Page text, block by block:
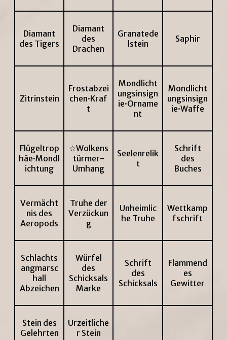
Diamant
des Tigers
Diamant
des
Drachen
Granatede
lstein
Saphir
Zitrinstein
Frostabzei
chen·Kraf
t
Mondlicht
ungsinsign
ie·Orname
nt
Mondlicht
ungsinsign
ie·Waffe
Flügeltrop
häe·Mondl
ichtung
☆Wolkens
türmer-
Umhang
Seelenrelik
t
Schrift
des
Buches
Vermächt
nis des
Aeropods
Truhe der
Verzückun
g
Unheimlic
he Truhe
Wettkamp
fschrift
Schlachts
angmarsc
hall
Abzeichen
Würfel
des
Schicksals
Marke
Schrift
des
Schicksals
Flammend
es
Gewitter
Stein des
Gelehrten
Urzeitliche
r Stein